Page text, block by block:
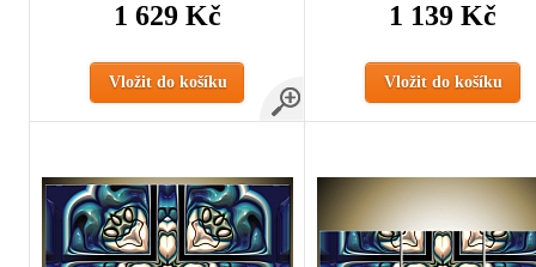
1 629 Kč
Vložit do košíku
1 139 Kč
Vložit do košíku